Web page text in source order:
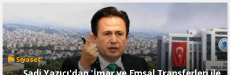
Siyaset